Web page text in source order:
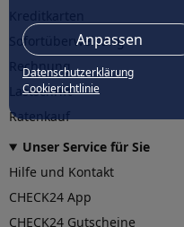
Anpassen
Datenschutzerklärung
Cookierichtlinie
Sofortüberweisung
Rechnung
Lastschrift
Ratenkauf
Unser Service für Sie
Hilfe und Kontakt
CHECK24 App
CHECK24 Gutscheine